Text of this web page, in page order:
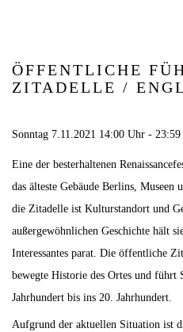
ÖFFENTLICHE
ZITADELLE /
Sonntag 7.11.2021 14:00 Uhr -
Eine der besterhaltenen
das älteste Gebäude Berlins, Museen
die Zitadelle ist Kulturstandort und
außergewöhnlichen Geschichte hält
Interessantes parat. Die öffentliche
bewegte Historie des Ortes und führt
Jahrhundert bis ins 20. Jahrhundert.
Aufgrund der aktuellen Situation ist